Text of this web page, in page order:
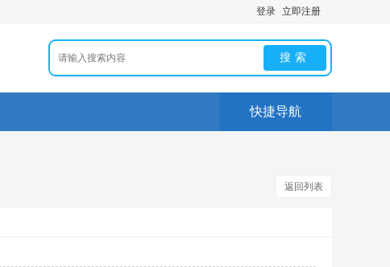
登录 立即注册
搜索
快捷导航
返回列表